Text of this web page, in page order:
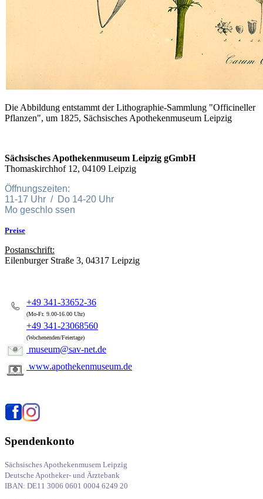
Die Abbildung entstammt der Lithographie-Sammlung "Officineller
Pflanzen", um 1825, Sächsisches Apothekenmuseum Leipzig
Sächsisches Apothekenmuseum Leipzig gGmbH
Thomaskirchhof 12, 04109 Leipzig
Öffnungszeiten:
11-17 Uhr / Do 14-20 Uhr
Mo geschlo ssen
Preise
Postanschrift:
Eilenburger Straße 3, 04317 Leipzig
+49 341-33652-36
(Mo-Fr. 9.00-16.00 Uhr)
+49 341-23068560
(Wochenenden/Feiertage)
museum@sav-net.de
www.apothekenmuseum.de
Spendenkonto
Sächsisches Apothekenmusem Leipzig
Deutsche Apotheker- und Ärztebank
IBAN: DE11 3006 0601 0004 6249 20